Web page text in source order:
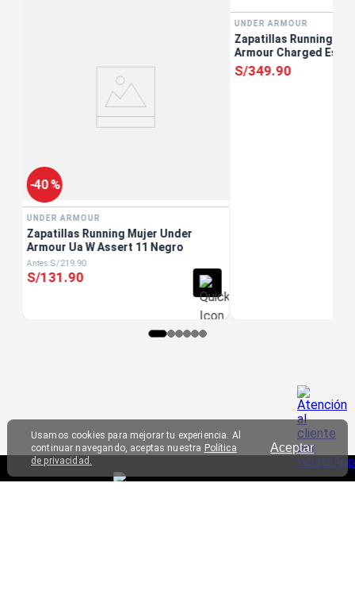
Aceptar
Usamos cookies para mejorar tu experiencia. Al
continuar navegando, aceptas nuestra Política
de privacidad.
-40 %
UNDER ARMOUR
Zapatillas Running Mujer Under
Armour Ua W Assert 11 Negro
S/219.90
S/131.90
UNDER ARMOUR
Zapatillas Running
Armour Charged
S/349.90